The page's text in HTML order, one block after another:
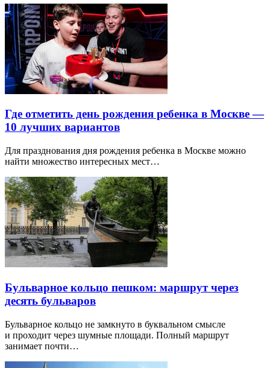
Где отметить день рождения ребенка в Москве —
10 лучших вариантов
Для празднования дня рождения ребенка в Москве можно
найти множество интересных мест…
Бульварное кольцо пешком: маршрут через
десять бульваров
Бульварное кольцо не замкнуто в буквальном смысле
и проходит через шумные площади. Полный маршрут
занимает почти…